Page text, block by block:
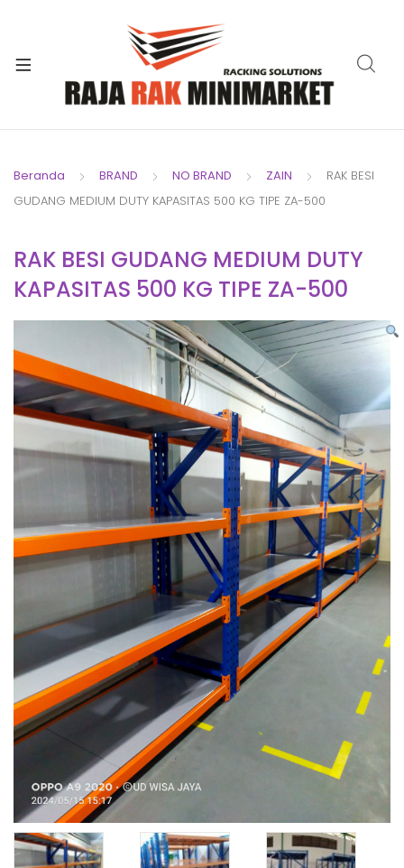
Beranda BRAND NO BRAND ZAIN
RAK BESI
GUDANG MEDIUM DUTY KAPASITAS 500 KG TIPE ZA-500
RAK BESI GUDANG MEDIUM DUTY
KAPASITAS 500 KG TIPE ZA-500